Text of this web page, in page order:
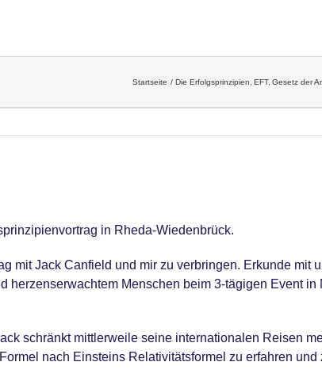
Startseite Die Erfolgsprinzipien EFT Gesetz der
in Rheda-Wiedenbrück.
mit Jack Canfield und mir zu verbringen. Erkunde mit
Menschen beim 3-tägigen Event
schränkt mittlerweile seine internationalen Reisen
nach Einsteins Relativitätsformel zu erfahren